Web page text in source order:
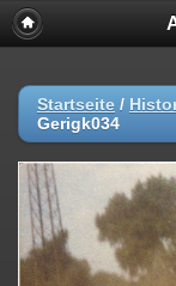
Startseite /
Gerigk034